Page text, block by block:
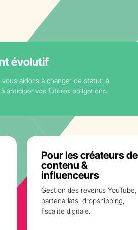
évolutif
aidons à changer de statut, à
anticiper vos futures obligations..
Pour les créateurs de
contenu &
influenceurs
Gestion des revenus YouTube,
partenariats, dropshipping,
fiscalité digitale.